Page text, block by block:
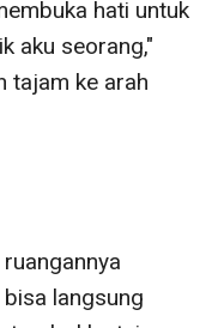
hati untuk
aku seorang,"
tajam ke arah
langsung